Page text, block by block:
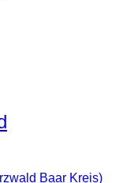
Baar Kreis)